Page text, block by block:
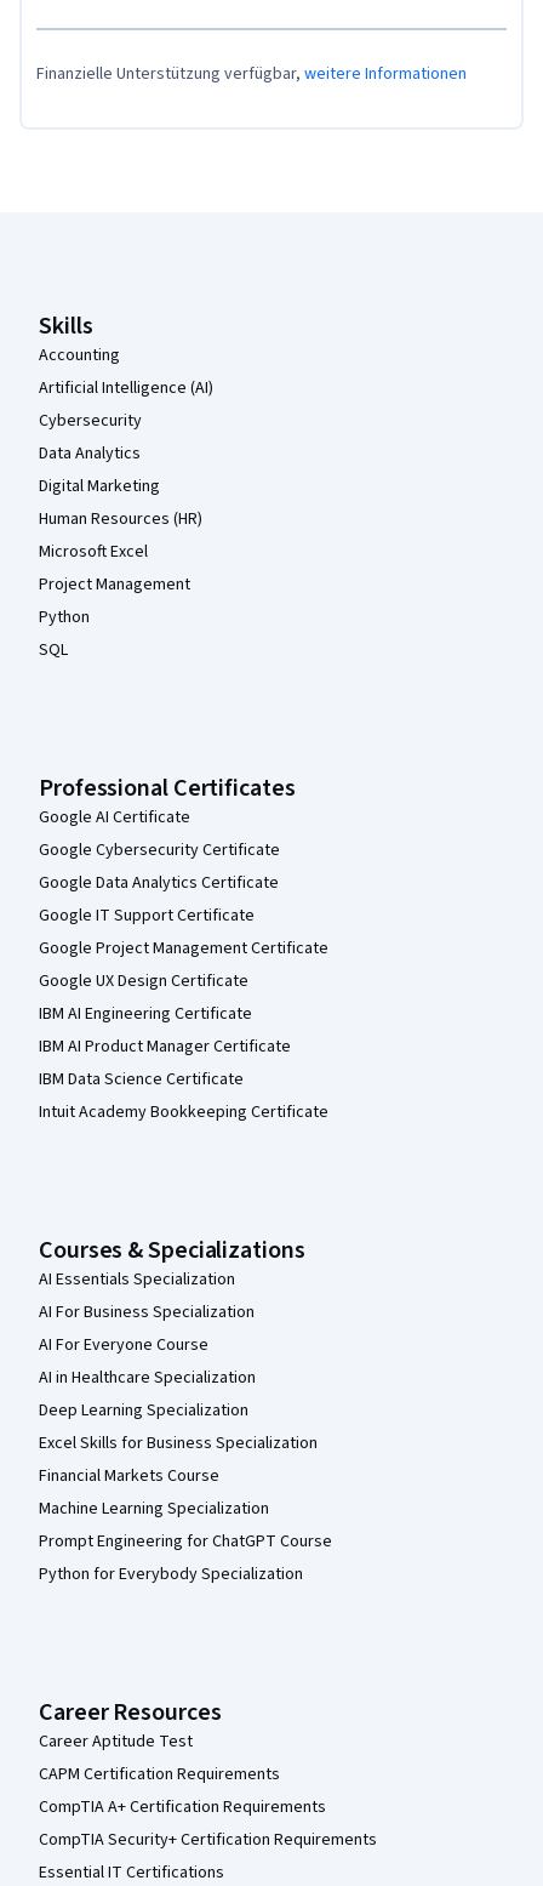
Finanzielle Unterstützung verfügbar, weitere Informationen
Skills
Accounting
Artificial Intelligence (AI)
Cybersecurity
Data Analytics
Digital Marketing
Human Resources (HR)
Microsoft Excel
Project Management
Python
SQL
Professional Certificates
Google AI Certificate
Google Cybersecurity Certificate
Google Data Analytics Certificate
Google IT Support Certificate
Google Project Management Certificate
Google UX Design Certificate
IBM AI Engineering Certificate
IBM AI Product Manager Certificate
IBM Data Science Certificate
Intuit Academy Bookkeeping Certificate
Courses & Specializations
AI Essentials Specialization
AI For Business Specialization
AI For Everyone Course
AI in Healthcare Specialization
Deep Learning Specialization
Excel Skills for Business Specialization
Financial Markets Course
Machine Learning Specialization
Prompt Engineering for ChatGPT Course
Python for Everybody Specialization
Career Resources
Career Aptitude Test
CAPM Certification Requirements
CompTIA A+ Certification Requirements
CompTIA Security+ Certification Requirements
Essential IT Certifications